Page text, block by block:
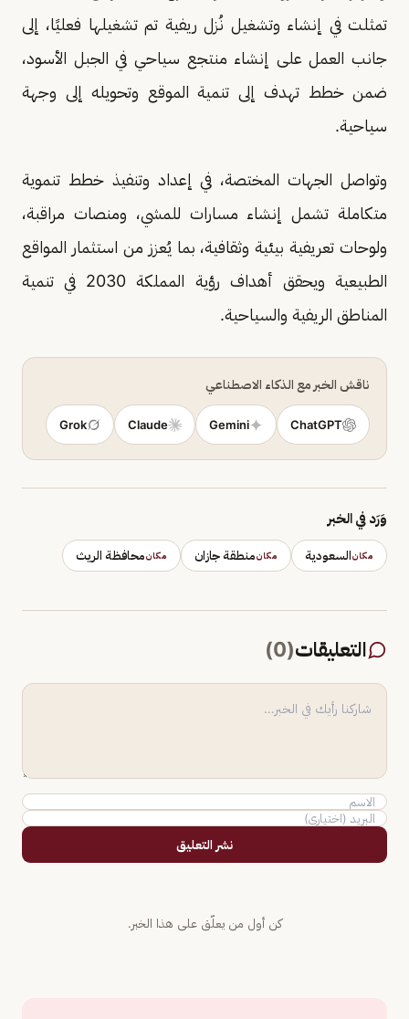
تمثلت في إنشاء وتشغيل نُزل ريفية تم تشغيلها فعليًا، إلى
جانب العمل على إنشاء منتجع سياحي في الجبل الأسود،
ضمن خطط تهدف إلى تنمية الموقع وتحويله إلى وجهة
سياحية.
وتواصل الجهات المختصة، في إعداد وتنفيذ خطط تنموية
متكاملة تشمل إنشاء مسارات للمشي، ومنصات مراقبة،
ولوحات تعريفية بيئية وثقافية، بما يُعزز من استثمار المواقع
الطبيعية ويحقق أهداف رؤية المملكة 2030 في تنمية
المناطق الريفية والسياحية.
ناقش الخبر مع الذكاء الاصطناعي
ChatGPT
Gemini
Claude
Grok
وَرَد في الخبر
مكانالسعودية مكانمنطقة جازان مكانمحافظة الريث
التعليقات(
0
)
نشر التعليق
كن أول من يعلّق على هذا الخبر.